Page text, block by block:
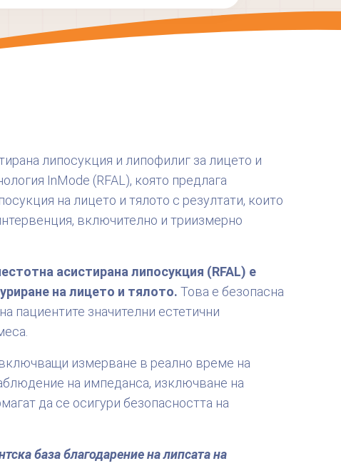
липосукция и липофилиг за лицето и
InMode (RFAL), която предлага
на лицето и тялото с резултати, които
включително и триизмерно
асистирана липосукция (RFAL) е
на лицето и тялото. Това е безопасна
пациентите значителни естетични
измерване в реално време на
на импеданса, изключване на
да се осигури безопасността на
база благодарение на липсата на